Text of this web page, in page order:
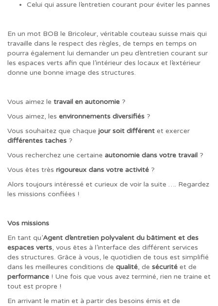
Celui qui assure l’entretien courant pour éviter les pannes
En un mot BOB le Bricoleur, véritable couteau suisse mais qui
travaille dans le respect des règles, de temps en temps on
pourra également lui demander un peu d’entretien courant sur
les espaces verts afin que l’intérieur des locaux et l’extérieur
donne une bonne image des structures.
Vous aimez le travail en autonomie ?
Vous aimez, les environnements diversifiés ?
Vous souhaitez que chaque jour soit différent et exercer
différentes taches ?
Vous recherchez une certaine autonomie dans votre travail ?
Vous êtes très rigoureux dans votre activité ?
Alors toujours intéressé et curieux de voir la suite …. Regardez
les missions confiées !
Vos missions
En tant qu’Agent d’entretien polyvalent du bâtiment et des
espaces verts, vous êtes à l’interface des différent services
des structures. Grâce à vous, le quotidien de tous est simplifié
dans les meilleures conditions de qualité, de sécurité et de
performance ! Une fois que vous avez terminé, rien ne traine et
tout est propre !
En arrivant le matin et à partir des besoins émis et de